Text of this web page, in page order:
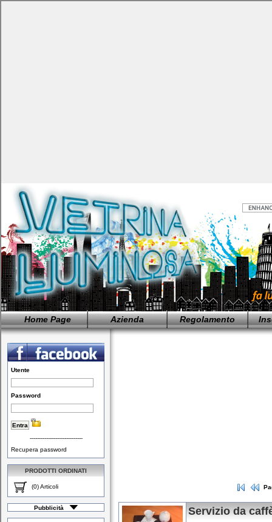
Home Page Azienda Regolamento
Utente
Password
-----------------------------
Recupera password
PRODOTTI ORDINATI
(0) Articoli
Pubblicità
Servizio da